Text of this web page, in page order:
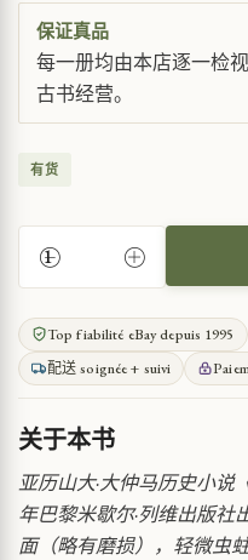
保证真品
每一册均由本店逐一检
古书经营。
有货
仲
马
《哈
门
塔
尔
骑
士》
年
版
Top fiabilité eBay depuis 1995
配送 soignée + suivi
关于本书
亚历山大·大仲马历史小说
年巴黎米歇尔·列维出版社
面（略有磨损），轻微虫蛀